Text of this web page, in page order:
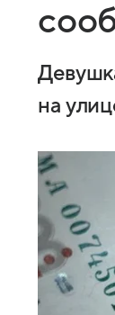
на